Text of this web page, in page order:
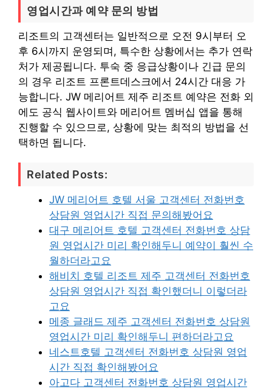
영업시간과 예약 문의 방법
리조트의 고객센터는 일반적으로 오전 9시부터 오
후 6시까지 운영되며, 특수한 상황에서는 추가 연락
처가 제공됩니다. 투숙 중 응급상황이나 긴급 문의
의 경우 리조트 프론트데스크에서 24시간 대응 가
능합니다. JW 메리어트 제주 리조트 예약은 전화 외
에도 공식 웹사이트와 메리어트 멤버십 앱을 통해
진행할 수 있으므로, 상황에 맞는 최적의 방법을 선
택하면 됩니다.
Related Posts:
JW 메리어트 호텔 서울 고객센터 전화번호
상담원 영업시간 직접 문의해봤어요
대구 메리어트 호텔 고객센터 전화번호 상담
원 영업시간 미리 확인해두니 예약이 훨씬 수
월하더라고요
해비치 호텔 리조트 제주 고객센터 전화번호
상담원 영업시간 직접 확인했더니 이렇더라
고요
메종 글래드 제주 고객센터 전화번호 상담원
영업시간 미리 확인해두니 편하더라고요
네스트호텔 고객센터 전화번호 상담원 영업
시간 직접 확인해봤어요
아고다 고객센터 전화번호 상담원 영업시간